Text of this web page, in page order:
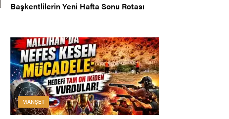
Başkentlilerin Yeni Hafta Sonu Rotası
MANŞET